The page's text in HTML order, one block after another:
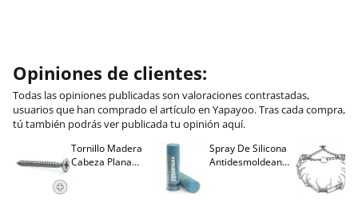
Opiniones de clientes:
Todas las opiniones publicadas son valoraciones contrastadas,
usuarios que han comprado el artículo en Yapayoo. Tras cada compra,
tú también podrás ver publicada tu opinión aquí.
Tornillo Madera
Cabeza Plana
Spray De Silicona
Antidesmoldeante